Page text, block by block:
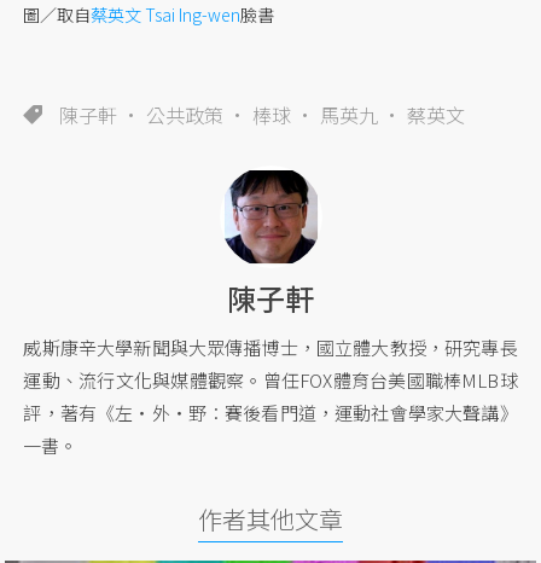
圖／取自蔡英文 Tsai Ing-wen臉書
陳子軒 公共政策 棒球 馬英九 蔡英文
陳子軒
威斯康辛大學新聞與大眾傳播博士，國立體大教授，研究專長
運動、流行文化與媒體觀察。曾任FOX體育台美國職棒MLB球
評，著有《左‧外‧野︰賽後看門道，運動社會學家大聲講》
一書。
作者其他文章